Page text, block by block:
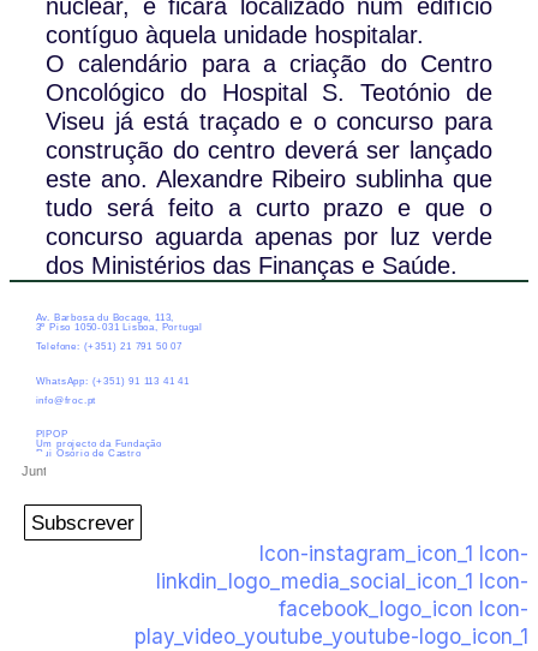
nuclear, e ficará localizado num edifício
contíguo àquela unidade hospitalar.
O calendário para a criação do Centro
Oncológico do Hospital S. Teotónio de
Viseu já está traçado e o concurso para
construção do centro deverá ser lançado
este ano. Alexandre Ribeiro sublinha que
tudo será feito a curto prazo e que o
concurso aguarda apenas por luz verde
dos Ministérios das Finanças e Saúde.
Av. Barbosa du Bocage, 113,
3º Piso 1050-031 Lisboa, Portugal
Telefone: (+351) 21 791 50 07
WhatsApp: (+351) 91 113 41 41
info@froc.pt
PIPOP
Um projecto da Fundação
Rui Osório de Castro
Subscrever
Icon-instagram_icon_1 Icon-
linkdin_logo_media_social_icon_1 Icon-
facebook_logo_icon Icon-
play_video_youtube_youtube-logo_icon_1